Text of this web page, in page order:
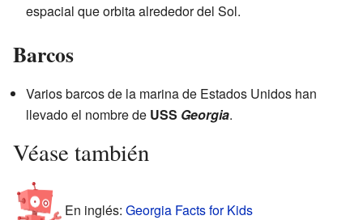
espacial que orbita alrededor del Sol.
Barcos
Varios barcos de la marina de Estados Unidos han
llevado el nombre de USS Georgia.
Véase también
En inglés: Georgia Facts for Kids